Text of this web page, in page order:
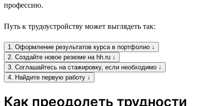
профессию.
Путь к трудоустройству может выглядеть так:
1. Оформление результатов курса в портфолио ↓
2. Создайте новое резюме на hh.ru ↓
3. Соглашайтесь на стажировку, если необходимо ↓
4. Найдите первую работу ↓
Как преодолеть трудности